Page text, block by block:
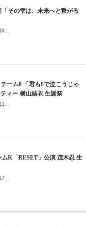
「その雫は、未来へと繋がる
...
ーム8 「君も8で泣こうじゃ
ィー 横山結衣 生誕祭
...
ムK「RESET」公演 茂木忍 生
...